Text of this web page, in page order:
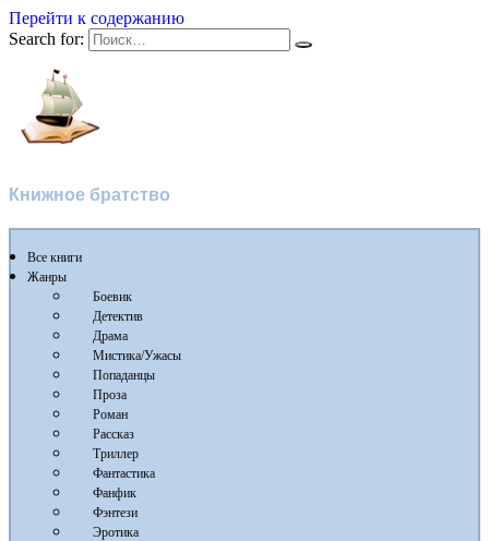
Перейти к содержанию
Search for:
Книжное братство
Все книги
Жанры
Боевик
Детектив
Драма
Мистика/Ужасы
Попаданцы
Проза
Роман
Рассказ
Триллер
Фантастика
Фанфик
Фэнтези
Эротика